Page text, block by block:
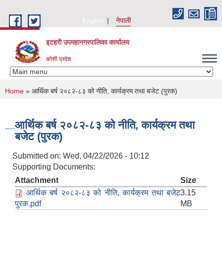
English
नेपाली
इटहरी उपमहानगरपालिका कार्यालय
कोशी प्रदेश
You are here
Home » आर्थिक बर्ष २०८२-८३ को नीति, कार्यक्रम तथा बजेट (पुरक)
आर्थिक बर्ष २०८२-८३ को नीति, कार्यक्रम तथा
बजेट (पुरक)
Submitted on: Wed, 04/22/2026 - 10:12
Supporting Documents:
Attachment
Size
आर्थिक बर्ष २०८२-८३ को नीति, कार्यक्रम तथा बजेट
पुरक.pdf
3.15
MB